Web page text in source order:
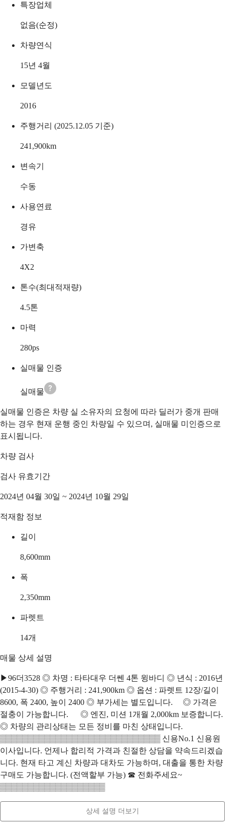
특장업체
없음(순정)
차량연식
15년 4월
모델년도
2016
주행거리 (2025.12.05 기준)
241,900km
변속기
수동
사용연료
경유
가변축
4X2
톤수(최대적재량)
4.5톤
마력
280ps
실매물 인증
실매물
실매물 인증은 차량 실 소유자의 요청에 따라 딜러가 중개 판매
하는 경우 현재 운행 중인 차량일 수 있으며, 실매물 미인증으로
표시됩니다.
차량 검사
검사 유효기간
2024년 04월 30일 ~ 2024년 10월 29일
적재함 정보
길이
8,600mm
폭
2,350mm
파렛트
14개
매물 상세 설명
▶96더3528 ◎ 차명 : 타타대우 더쎈 4톤 윙바디 ◎ 년식 : 2016년
(2015-4-30) ◎ 주행거리 : 241,900km ◎ 옵션 : 파렛트 12장/길이
8600, 폭 2400, 높이 2400 ◎ 부가세는 별도입니다. ◎ 가격은
절충이 가능합니다. ◎ 엔진, 미션 1개월 2,000km 보증합니다.
◎ 차량의 관리상태는 모든 정비를 마친 상태입니다.
▒▒▒▒▒▒▒▒▒▒▒▒▒▒▒▒▒▒▒▒▒▒▒▒▒▒▒▒▒ 신용No.1 신용원
이사입니다. 언제나 합리적 가격과 친절한 상담을 약속드리겠습
니다. 현재 타고 계신 차량과 대차도 가능하며, 대출을 통한 차량
구매도 가능합니다. (전액할부 가능) ☎ 전화주세요~
▒▒▒▒▒▒▒▒▒▒▒▒▒▒▒▒▒▒▒
상세 설명 더보기